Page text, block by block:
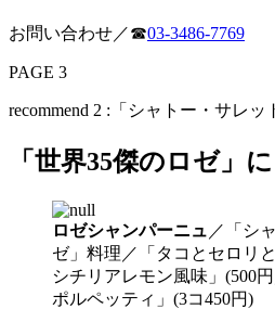
お問い合わせ／☎03-3486-7769
PAGE 3
recommend 2 :「シャトー・サレッ
「世界35傑のロゼ」
ロゼシャンパーニュ ／「シ
ゼ」料理／「タコとセロリ
シチリアレモン風味」(500
ポルペッティ」(3コ450円)